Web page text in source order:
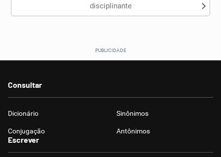
disciplinante
Consultar
Dicionário Sinônimos
Conjugação Antônimos
Escrever